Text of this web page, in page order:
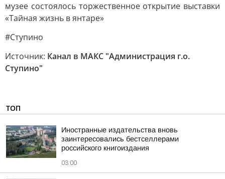
музее состоялось торжественное открытие выставки
«Тайная жизнь в янтаре»
#Ступино
Источник: Канал в МАКС "Администрация г.о.
Ступино"
ТОП
Иностранные издательства вновь
заинтересовались бестселлерами
российского книгоиздания
03:00